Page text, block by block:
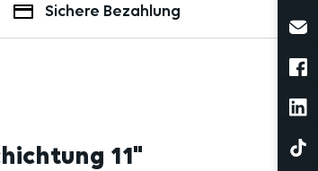
Sichere Bezahlung
11"